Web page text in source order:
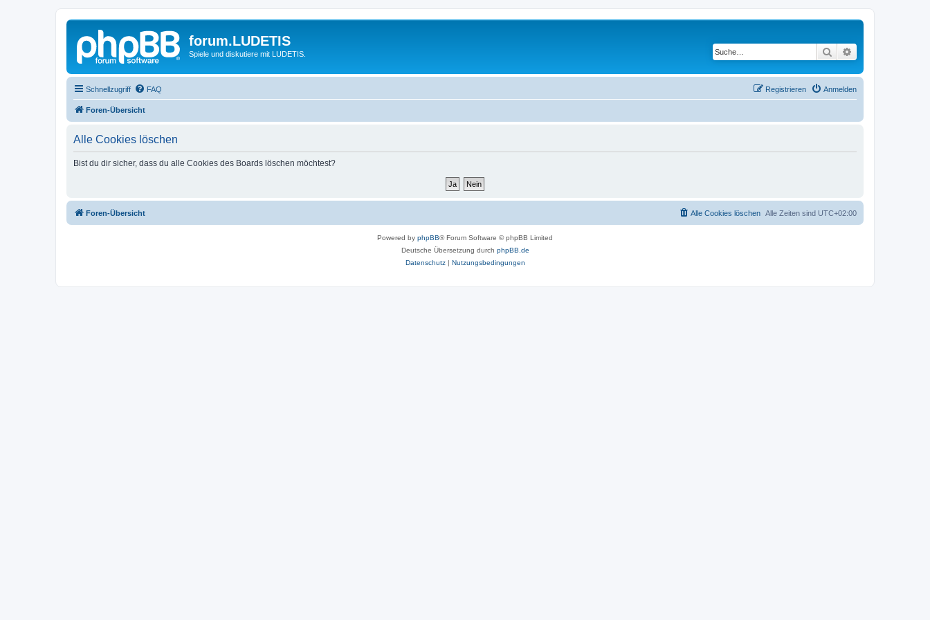
forum.LUDETIS
Spiele und diskutiere mit LUDETIS. Suche
Schnellzugriff FAQ Anmelden
Registrieren
Foren-Übersicht
Alle Cookies löschen
Bist du dir sicher, dass du alle Cookies des Boards löschen möchtest?
Foren-Übersicht Alle Zeiten sind UTC+02:00
Alle Cookies löschen
Powered by phpBB® Forum Software © phpBB Limited
Deutsche Übersetzung durch phpBB.de
Datenschutz| Nutzungsbedingungen